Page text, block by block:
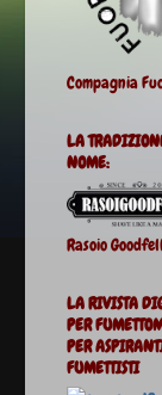
Compagnia
LA
NOME:
Rasoio
LA RIVISTA
PER
PER
FUMETTISTI